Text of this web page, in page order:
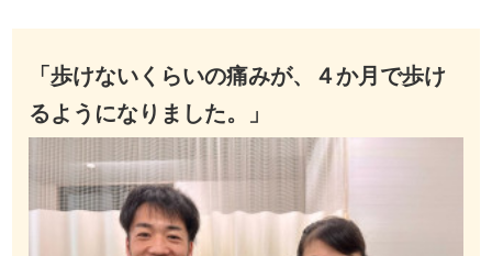
「歩けないくらいの痛みが、４か月で歩け
るようになりました。」